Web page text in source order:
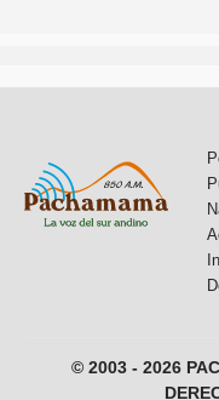
© 2003 - 2026